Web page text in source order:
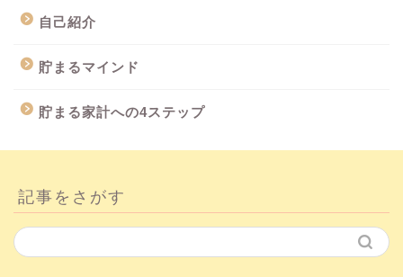
自己紹介
貯まるマインド
貯まる家計への4ステップ
記事をさがす